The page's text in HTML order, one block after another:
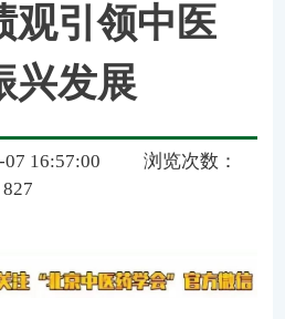
观引领中医
兴发展
16:57:00
浏览次数：
827